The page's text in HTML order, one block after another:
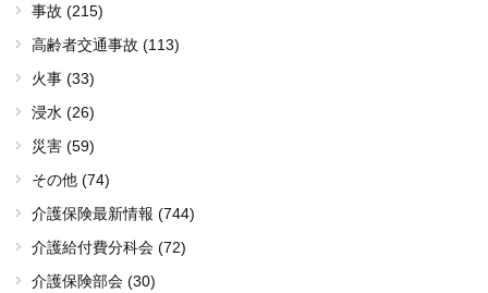
事故 (215)
高齢者交通事故 (113)
火事 (33)
浸水 (26)
災害 (59)
その他 (74)
介護保険最新情報 (744)
介護給付費分科会 (72)
介護保険部会 (30)